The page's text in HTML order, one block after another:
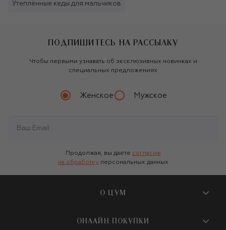
Утеплённые кеды для мальчиков
ПОДПИШИТЕСЬ НА РАССЫЛКУ
Чтобы первыми узнавать об эксклюзивных новинках и
специальных предложениях
Женское Мужское
Продолжая, вы даете согласие
на обработку персональных данных
О ЦУМ
О магазине
ОНЛАЙН ПОКУПКИ